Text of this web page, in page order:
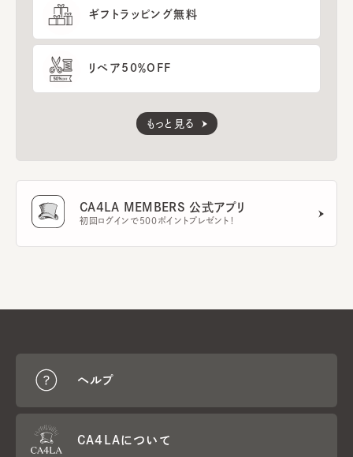
ギフトラッピング無料
リペア50％OFF
もっと見る
CA4LA MEMBERS 公式アプリ
初回ログインで500ポイントプレゼント！
ヘルプ
CA4LAについて